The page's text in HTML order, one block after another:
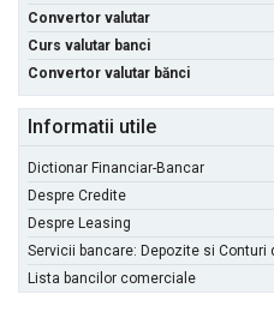
Convertor valutar
Curs valutar banci
Convertor valutar bănci
Informatii utile
Dictionar Financiar-Bancar
Despre Credite
Despre Leasing
Servicii bancare: Depozite si Conturi
Lista bancilor comerciale